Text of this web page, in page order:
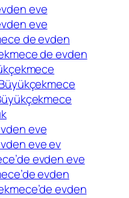
eve
eve
de evden
de evden
eve
eve ev
evden eve
evden
evden